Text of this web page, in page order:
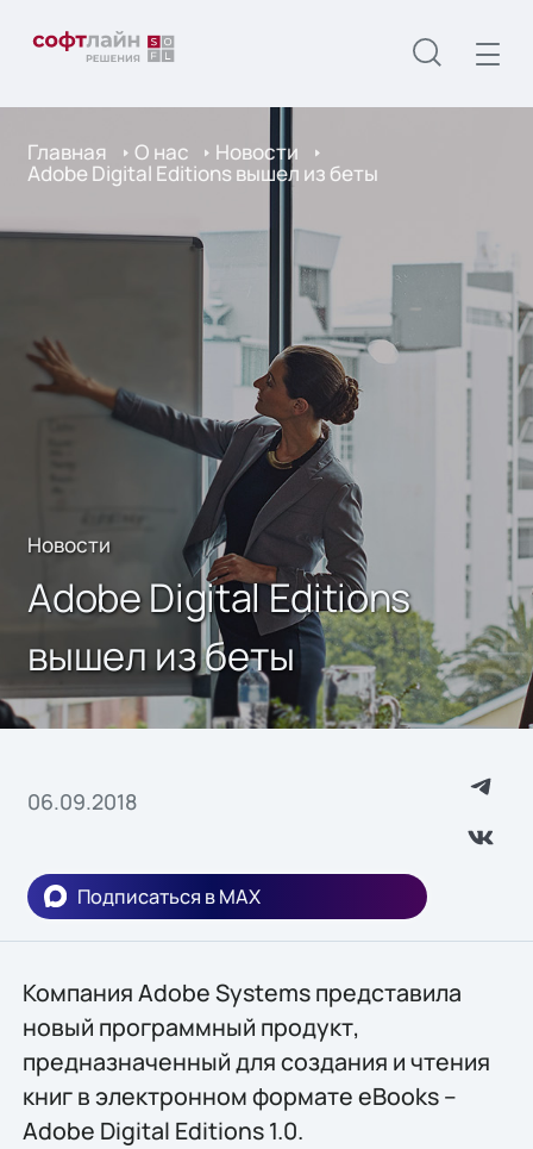
Главная О нас Новости
Adobe Digital Editions вышел из беты
Новости
Adobe Digital Editions
вышел из беты
06.09.2018
Подписаться в MAX
Компания Adobe Systems представила
новый программный продукт,
предназначенный для создания и чтения
книг в электронном формате eBooks –
Adobe Digital Editions 1.0.